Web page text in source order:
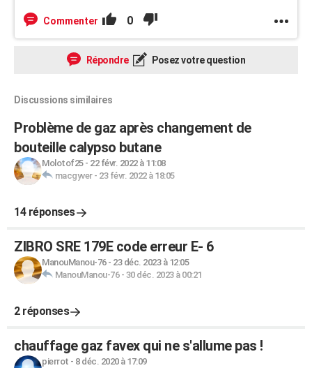
Commenter 0
Répondre Posez votre question
Discussions similaires
Problème de gaz après changement de
bouteille calypso butane
Molotof25- 22 févr. 2022 à 11:08
macgyver- 23 févr. 2022 à 18:05
14 réponses
ZIBRO SRE 179E code erreur E- 6
ManouManou-76- 23 déc. 2023 à 12:05
ManouManou-76- 30 déc. 2023 à 00:21
2 réponses
chauffage gaz favex qui ne s'allume pas !
pierrot - 8 déc. 2020 à 17:09